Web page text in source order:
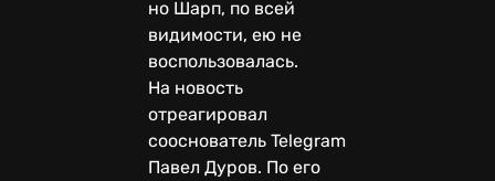
но Шарп, по всей
видимости, ею не
воспользовалась.
На новость
отреагировал
сооснователь Telegram
Павел Дуров. По его